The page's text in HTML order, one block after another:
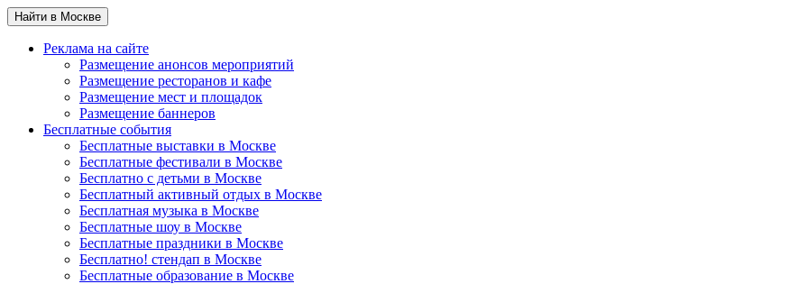
Найти в Москве
Реклама на сайте
Размещение анонсов мероприятий
Размещение ресторанов и кафе
Размещение мест и площадок
Размещение баннеров
Бесплатные события
Бесплатные выставки в Москве
Бесплатные фестивали в Москве
Бесплатно с детьми в Москве
Бесплатный активный отдых в Москве
Бесплатная музыка в Москве
Бесплатные шоу в Москве
Бесплатные праздники в Москве
Бесплатно! стендап в Москве
Бесплатные образование в Москве